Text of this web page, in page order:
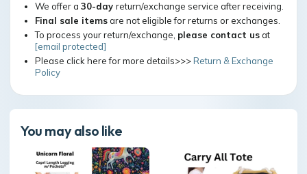
We offer a 30-day return/exchange service after receiving.
Final sale itemsare not eligible for returns or exchanges.
To process your return/exchange, please contact usat
[email protected]
Please click here for more details>>>Return & Exchange
Policy
You may also like